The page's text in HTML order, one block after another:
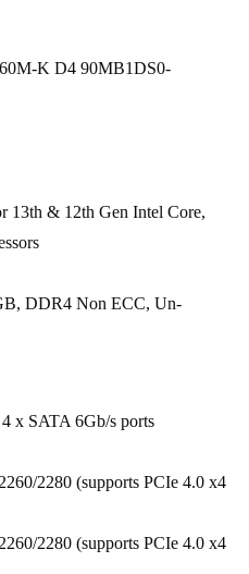
K D4 90MB1DS0-
13th & 12th Gen Intel Core,
DDR4 Non ECC, Un-
x SATA 6Gb/s ports
2280 (supports PCIe 4.0 x4
2280 (supports PCIe 4.0 x4